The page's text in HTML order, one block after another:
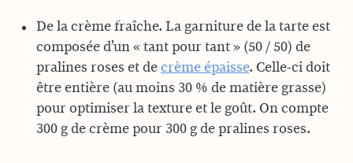
De la crème fraîche. La garniture de la tarte est
composée d’un « tant pour tant » (50 / 50) de
pralines roses et de crème épaisse. Celle-ci doit
être entière (au moins 30 % de matière grasse)
pour optimiser la texture et le goût. On compte
300 g de crème pour 300 g de pralines roses.